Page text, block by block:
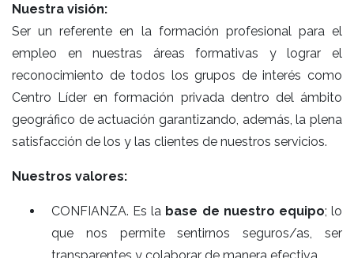
Nuestra visión:
Ser un referente en la formación profesional para el
empleo en nuestras áreas formativas y lograr el
reconocimiento de todos los grupos de interés como
Centro Líder en formación privada dentro del ámbito
geográfico de actuación garantizando, además, la plena
satisfacción de los y las clientes de nuestros servicios.
Nuestros valores:
CONFIANZA. Es la base de nuestro equipo; lo
que nos permite sentirnos seguros/as, ser